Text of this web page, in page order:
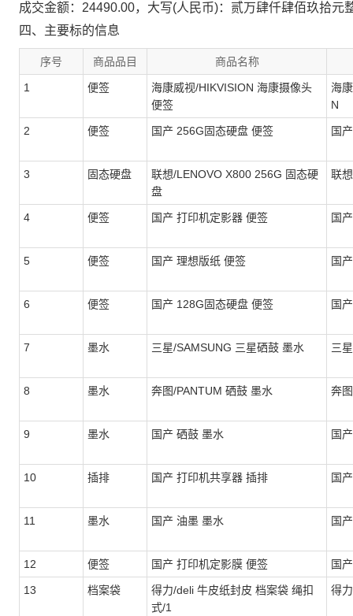
成交金额：24490.00，大写(人民币)：贰万肆仟肆佰玖拾元
四、主要标的信息
序号 商品品目 商品名称
1 便签
海康威视/HIKVISION 海康摄像头
便签
海
N
2 便签 国产 256G固态硬盘 便签 国产
3 固态硬盘
联想/LENOVO X800 256G 固态硬
盘
联
4 便签 国产 打印机定影器 便签 国产
5 便签 国产 理想版纸 便签 国产
6 便签 国产 128G固态硬盘 便签 国产
7 墨水 三星/SAMSUNG 三星硒鼓 墨水 三
8 墨水 奔图/PANTUM 硒鼓 墨水 奔
9 墨水 国产 硒鼓 墨水 国产
10 插排 国产 打印机共享器 插排 国产
11 墨水 国产 油墨 墨水 国产
12 便签 国产 打印机定影膜 便签 国产
13 档案袋
得力/deli 牛皮纸封皮 档案袋 绳扣
式/1
得